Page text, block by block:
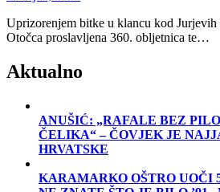
Uprizorenjem bitke u klancu kod Jurjevih
Otočca proslavljena 360. obljetnica te…
Aktualno
ANUŠIĆ: „RAFALE BEZ
ČELIKA“ – ČOVJEK JE
HRVATSKE
KARAMARKO OŠTRO UOČI